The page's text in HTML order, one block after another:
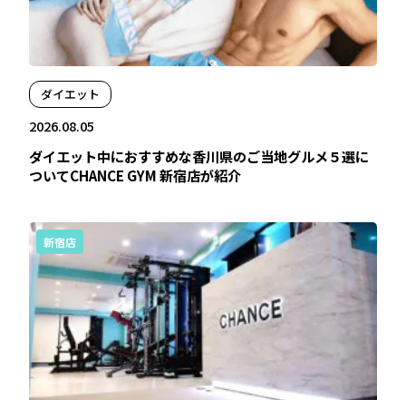
ダイエット
2026.08.05
ダイエット中におすすめな香川県のご当地グルメ５選に
ついてCHANCE GYM 新宿店が紹介
新宿店